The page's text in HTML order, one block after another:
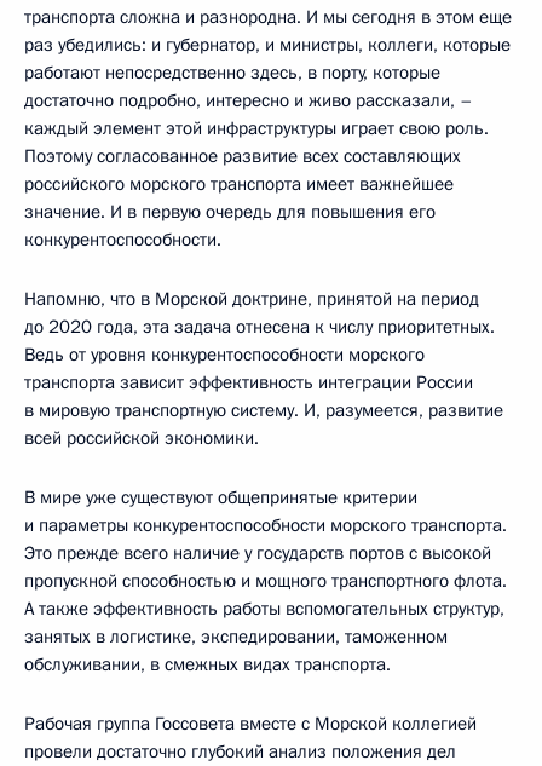
транспорта сложна и разнородна. И мы сегодня в этом еще
раз убедились: и губернатор, и министры, коллеги, которые
работают непосредственно здесь, в порту, которые
достаточно подробно, интересно и живо рассказали, –
каждый элемент этой инфраструктуры играет свою роль.
Поэтому согласованное развитие всех составляющих
российского морского транспорта имеет важнейшее
значение. И в первую очередь для повышения его
конкурентоспособности.
Напомню, что в Морской доктрине, принятой на период
до 2020 года, эта задача отнесена к числу приоритетных.
Ведь от уровня конкурентоспособности морского
транспорта зависит эффективность интеграции России
в мировую транспортную систему. И, разумеется, развитие
всей российской экономики.
В мире уже существуют общепринятые критерии
и параметры конкурентоспособности морского транспорта.
Это прежде всего наличие у государств портов с высокой
пропускной способностью и мощного транспортного флота.
А также эффективность работы вспомогательных структур,
занятых в логистике, экспедировании, таможенном
обслуживании, в смежных видах транспорта.
Рабочая группа Госсовета вместе с Морской коллегией
провели достаточно глубокий анализ положения дел